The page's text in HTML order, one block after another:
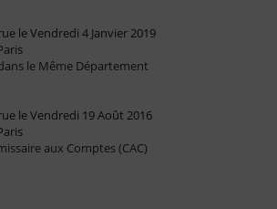
le Vendredi 4 Janvier 2019
le Même Département
le Vendredi 19 Août 2016
aux Comptes (CAC)